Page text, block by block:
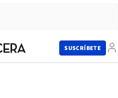
SUSCRÍBETE